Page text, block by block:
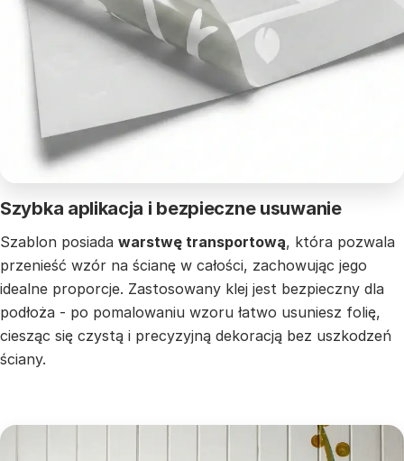
Szybka aplikacja i bezpieczne usuwanie
Szablon posiada warstwę transportową, która pozwala
przenieść wzór na ścianę w całości, zachowując jego
idealne proporcje. Zastosowany klej jest bezpieczny dla
podłoża - po pomalowaniu wzoru łatwo usuniesz folię,
ciesząc się czystą i precyzyjną dekoracją bez uszkodzeń
ściany.